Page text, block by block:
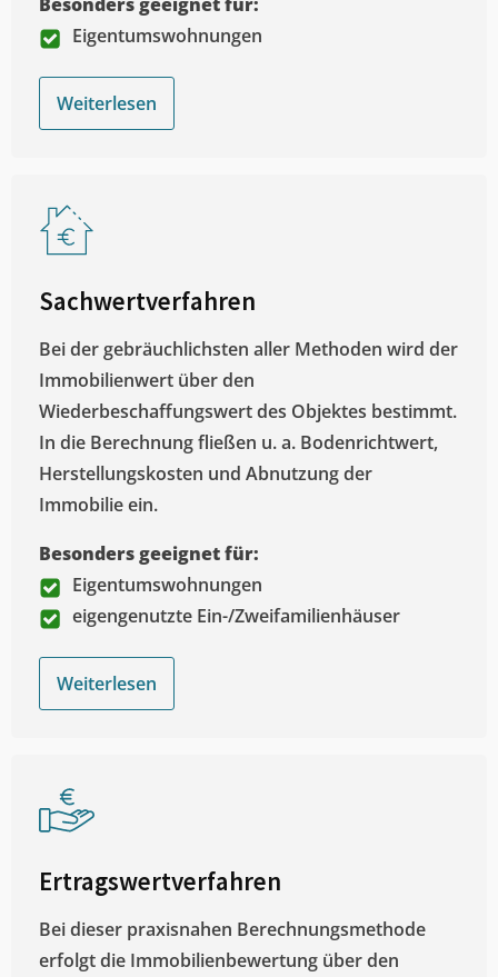
Eigentumswohnungen
Weiterlesen
Sachwertverfahren
Bei der gebräuchlichsten aller Methoden wird der
Immobilienwert über den
Wiederbeschaffungswert des Objektes bestimmt.
In die Berechnung fließen u. a. Bodenrichtwert,
Herstellungskosten und Abnutzung der
Immobilie ein.
Besonders geeignet für:
Eigentumswohnungen
eigengenutzte Ein-/Zweifamilienhäuser
Weiterlesen
Ertragswertverfahren
Bei dieser praxisnahen Berechnungsmethode
erfolgt die Immobilienbewertung über den